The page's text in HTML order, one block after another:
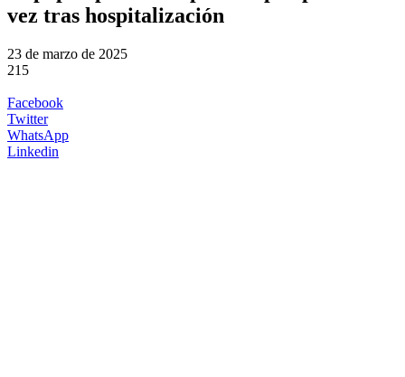
vez tras hospitalización
23 de marzo de 2025
215
Facebook
Twitter
WhatsApp
Linkedin